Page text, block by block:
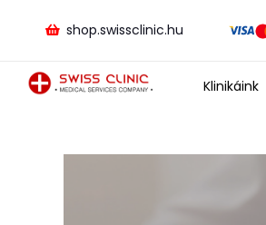
shop.swissclinic.hu
Klinikáink